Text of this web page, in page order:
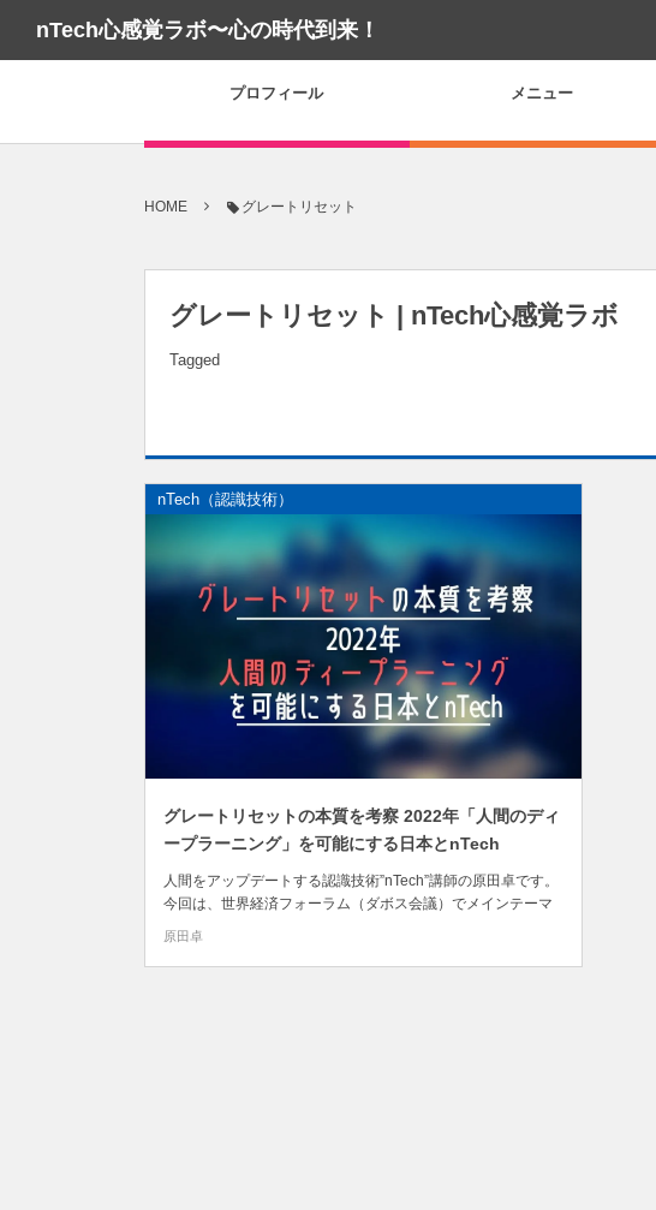
nTech心感覚ラボ〜心の時代到来！
プロフィール メニュー
HOME グレートリセット
グレートリセット | nTech心感覚ラボ
Tagged
nTech（認識技術）
グレートリセットの本質を考察 2022年「人間のディ
ープラーニング」を可能にする日本とnTech
人間をアップデートする認識技術”nTech”講師の原田卓です。
今回は、世界経済フォーラム（ダボス会議）でメインテーマ
に置かれている「グレートリセットの本質」について、nTech
平な世界経済を早急に作り上げるべきだという考え方です。
原田卓